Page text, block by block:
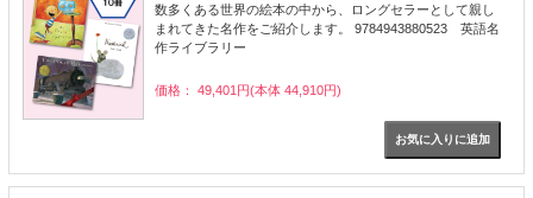
数多くある世界の絵本の中から、ロングセラーとして親し
まれてきた名作をご紹介します。 9784943880523 英語名
作ライブラリー
価格： 49,401円(本体 44,910円)